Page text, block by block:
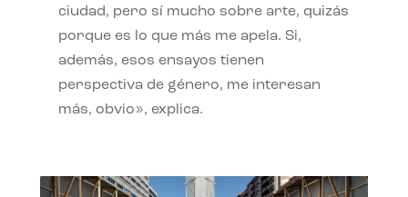
ciudad, pero sí mucho sobre arte, quizás
porque es lo que más me apela. Si,
además, esos ensayos tienen
perspectiva de género, me interesan
más, obvio», explica.